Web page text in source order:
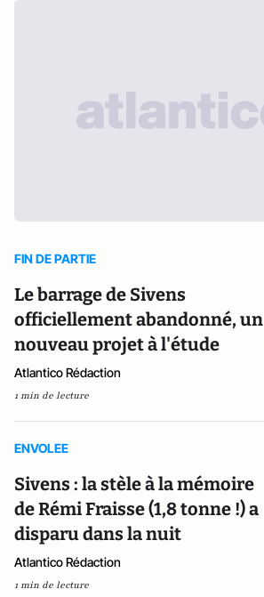
FIN DE PARTIE
Le barrage de Sivens
officiellement abandonné, un
nouveau projet à l'étude
Atlantico Rédaction
1 min de lecture
ENVOLEE
Sivens : la stèle à la mémoire
de Rémi Fraisse (1,8 tonne !) a
disparu dans la nuit
Atlantico Rédaction
1 min de lecture